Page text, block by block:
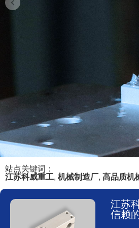
站点关键词：
江苏科威重工, 机械制造厂, 高品质机
江苏
信赖